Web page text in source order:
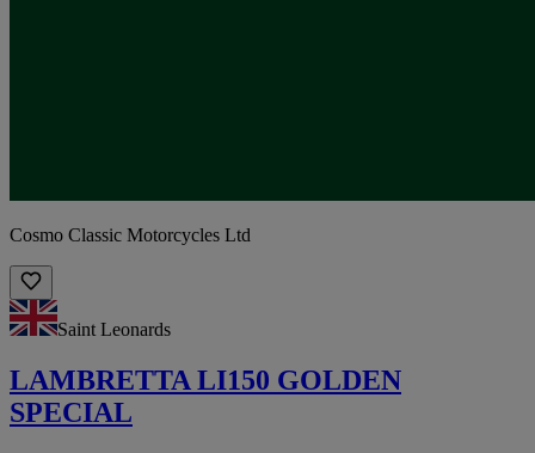
Cosmo Classic Motorcycles Ltd
Saint Leonards
LAMBRETTA LI150 GOLDEN
SPECIAL